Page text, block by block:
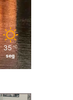
35 ℃
seg